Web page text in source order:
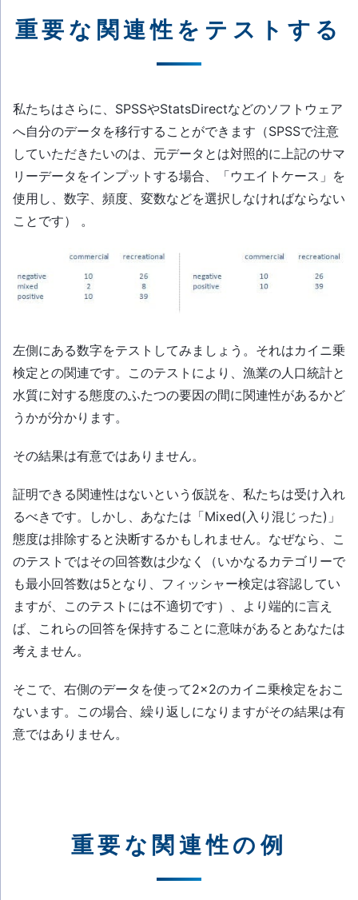
重要な関連性をテストする
私たちはさらに、SPSSやStatsDirectなどのソフトウェア
へ自分のデータを移行することができます（SPSSで注意
していただきたいのは、元データとは対照的に上記のサマ
リーデータをインプットする場合、「ウエイトケース」を
使用し、数字、頻度、変数などを選択しなければならない
ことです） 。
左側にある数字をテストしてみましょう。それはカイニ乗
検定との関連です。このテストにより、漁業の人口統計と
水質に対する態度のふたつの要因の間に関連性があるかど
うかが分かります。
その結果は有意ではありません。
証明できる関連性はないという仮説を、私たちは受け入れ
るべきです。しかし、あなたは「Mixed(入り混じった)」
態度は排除すると決断するかもしれません。なぜなら、こ
のテストではその回答数は少なく（いかなるカテゴリーで
も最小回答数は5となり、フィッシャー検定は容認してい
ますが、このテストには不適切です）、より端的に言え
ば、これらの回答を保持することに意味があるとあなたは
考えません。
そこで、右側のデータを使って2×2のカイニ乗検定をおこ
ないます。この場合、繰り返しになりますがその結果は有
意ではありません。
重要な関連性の例